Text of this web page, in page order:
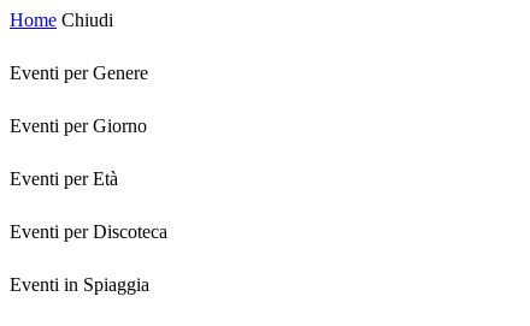
Home Chiudi
Eventi per Genere
Eventi per Giorno
Eventi per Età
Eventi per Discoteca
Eventi in Spiaggia